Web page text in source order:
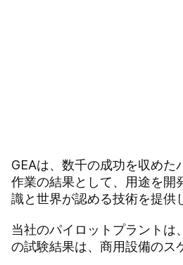
GEAは、数千の成功を収め
作業の結果として、用途を開
識と世界が認める技術を提供
当社のパイロットプラントは
の試験結果は、商用設備のス